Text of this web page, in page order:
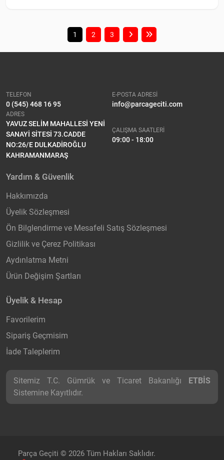
1 2 3
TELEFON
0 (545) 468 16 95
E-POSTA ADRESİ
info@parcageciti.com
ADRES
YAVUZ SELİM MAHALLESİ YENİ
SANAYİ SİTESİ 73.CADDE
NO:26/E DULKADİROĞLU
KAHRAMANMARAŞ
ÇALIŞMA SAATLERİ
09:00 - 18:00
Yardım & Güvenlik
Hakkımızda
Üyelik Sözleşmesi
Ön Bilglendirme ve Mesafeli Satış Sözleşmesi
Gizlilik ve Çerez Politikası
Aydınlatma Metni
Ürün Değişim Şartları
Üyelik & Hesap
Favorilerim
Sipariş Geçmisim
İade Taleplerim
Sitemiz T.C. Gümrük ve Ticaret Bakanlığı ETBİS
Sistemine Kayıtlıdır.
Parça Geçiti © 2026 Tüm Hakları Saklıdır.